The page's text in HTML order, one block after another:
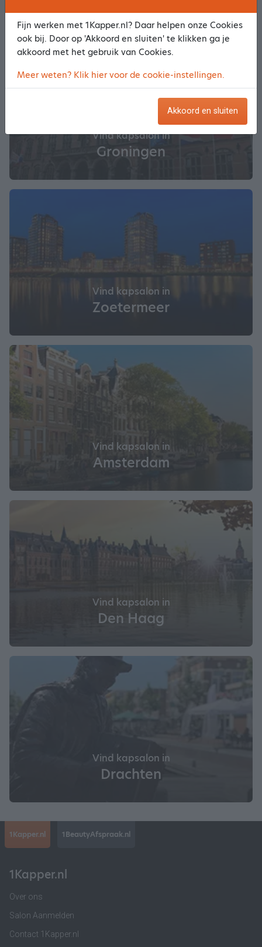
Vind kapsalon in
Groningen
Vind kapsalon in
Zoetermeer
Vind kapsalon in
Amsterdam
Vind kapsalon in
Den Haag
Vind kapsalon in
Drachten
1Kapper.nl 1BeautyAfspraak.nl
1Kapper.nl
Over ons
Salon Aanmelden
Contact 1Kapper.nl
Fijn werken met 1Kapper.nl? Daar helpen onze Cookies
ook bij. Door op 'Akkoord en sluiten' te klikken ga je
akkoord met het gebruik van Cookies.
Meer weten? Klik hier voor de cookie-instellingen.
Akkoord en sluiten